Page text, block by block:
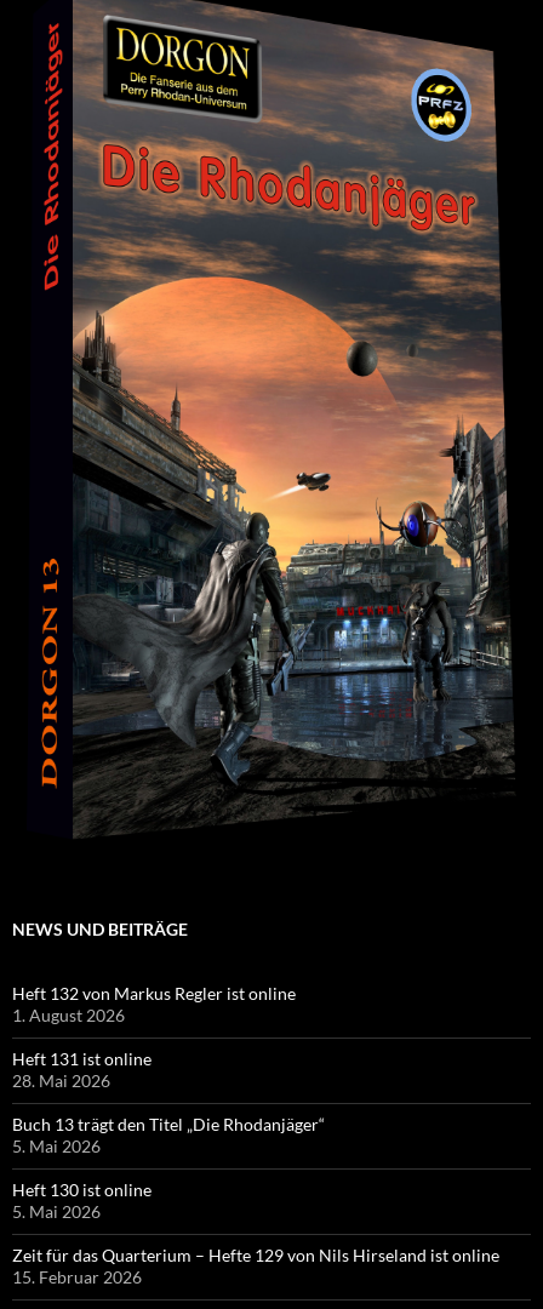
NEWS UND BEITRÄGE
Heft 132 von Markus Regler ist online
1. August 2026
Heft 131 ist online
28. Mai 2026
Buch 13 trägt den Titel „Die Rhodanjäger“
5. Mai 2026
Heft 130 ist online
5. Mai 2026
Zeit für das Quarterium – Hefte 129 von Nils Hirseland ist online
15. Februar 2026